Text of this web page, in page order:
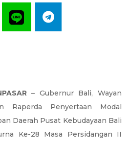
– Gubernur Bali, Wayan
Raperda Penyertaan Modal
Daerah Pusat Kebudayaan Bali
Ke-28 Masa Persidangan II